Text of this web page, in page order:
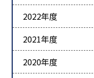
2022年度
2021年度
2020年度